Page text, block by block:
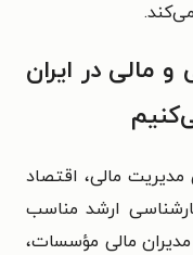
مالی در ایران
مالی، اقتصاد
ارشد مناسب
مدیران مالی مؤسسات،